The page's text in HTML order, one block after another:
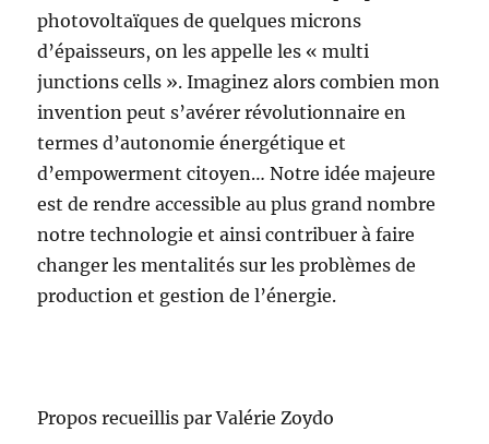
photovoltaïques de quelques microns
d’épaisseurs, on les appelle les « multi
junctions cells ». Imaginez alors combien mon
invention peut s’avérer révolutionnaire en
termes d’autonomie énergétique et
d’empowerment citoyen… Notre idée majeure
est de rendre accessible au plus grand nombre
notre technologie et ainsi contribuer à faire
changer les mentalités sur les problèmes de
production et gestion de l’énergie.
Propos recueillis par Valérie Zoydo